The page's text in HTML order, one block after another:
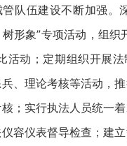
管队伍建设不断加强。
形象”专项活动，组织
活动；定期组织开展
、理论考核等活动，
；实行执法人员统一
容仪表督导检查；建